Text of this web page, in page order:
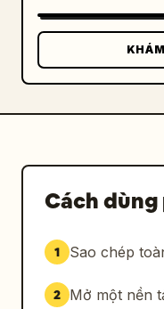
Cách
1 Sao chép
2
Mở một nền